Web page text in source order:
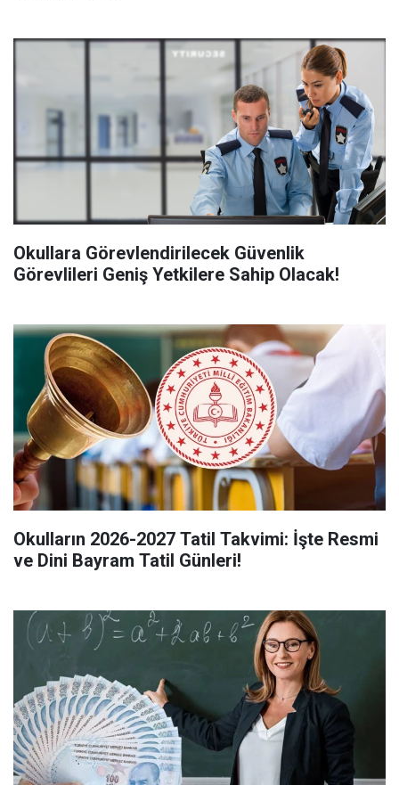
Okullara Görevlendirilecek Güvenlik
Görevlileri Geniş Yetkilere Sahip Olacak!
Okulların 2026-2027 Tatil Takvimi: İşte Resmi
ve Dini Bayram Tatil Günleri!